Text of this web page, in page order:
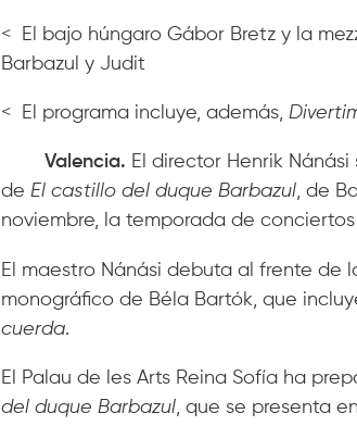
< El bajo húngaro Gábor Bretz y la
Barbazul y Judit
< El programa incluye, además,
Valencia. El director Henrik
de El castillo del duque Barbazul, de
noviembre, la temporada de
El maestro Nánási debuta al frente de
monográfico de Béla Bartók, que
cuerda.
El Palau de les Arts Reina Sofía ha
del duque Barbazul, que se presenta